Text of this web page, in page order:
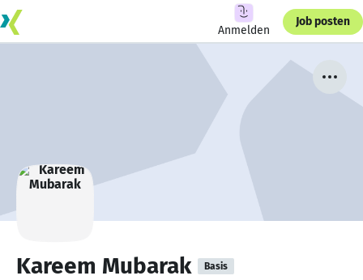
Anmelden
Job posten
Kareem Mubarak Basis